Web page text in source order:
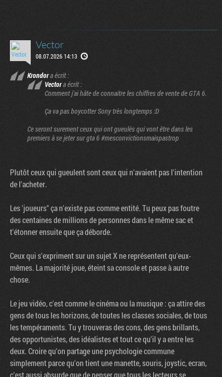
Vector
08.07.2026 14:13
Krondora écrit :
Vectora écrit :
Comment j'ai hâte de connaitre les chiffres de vente de GTA 6.
Ça va pas boycotter Sony très longtemps :D
Ce seront surement ceux qui ont gueulés qui vont être dans les
premiers à se jeter sur gta 6 #mesconvictionsmaispastrop
Plutôt ceux qui gueulent sont ceux qui n'avaient pas l'intention
de l'acheter.
Les 'joueurs" ça n'existe pas comme entité. Tu peux pas foutre
des centaines de millions de personnes dans le même sac et
t'étonner ensuite que ça déborde.
Ceux qui s'expriment sur un sujet X ne représentent qu'eux-
mêmes. La majorité joue, éteint sa console et passe à autre
chose.
Le jeu vidéo, c'est comme le cinéma ou la musique : ça attire des
gens de tous les horizons, de toutes les classes sociales, de tous
les tempéraments. Tu y trouveras des cons, des gens brillants,
des opportunistes, des idéalistes et tout ce qu'il y a entre les
deux. Croire qu'on partage une psychologie commune
simplement parce qu'on tient une manette, souris, joystic, ecran,
c'est aussi absurde que de penser que tous les lecteurs se